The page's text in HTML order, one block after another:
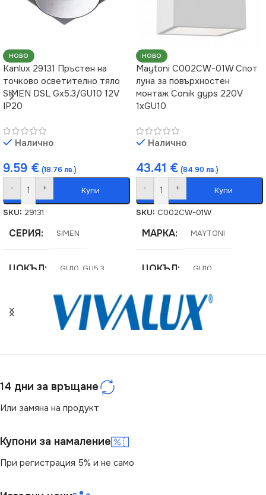
Вграждане
ВИД
ФОРМА Квадрат
НОВО
Kanlux 29131 Пръстен на
точково осветително тяло
SIMEN DSL Gx5.3/GU10 12V
IP20
Налично
9.59 € (18.76 лв.)
- + Купи
SKU: 29131
СЕРИЯ SIMEN
ЦОКЪЛ GU10 GU5.3
НАПРЕЖЕНИЕ (V)
Вграждане
НОВО
Maytoni C002CW-01W Спот
луна за повърхностен
монтаж Conik gyps 220V
1xGU10
Налично
43.41 € (84.90 лв.)
- + Купи
SKU: C002CW-01W
МАРКА MAYTONI
ЦОКЪЛ GU10
СЕРИЯ Conik gyps
14 дни за връщане
Или замяна на продукт
Купони за намаление
При регистрация 5% и не само